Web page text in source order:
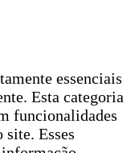
essenciais
Esta categoria
funcionalidades
site. Esses